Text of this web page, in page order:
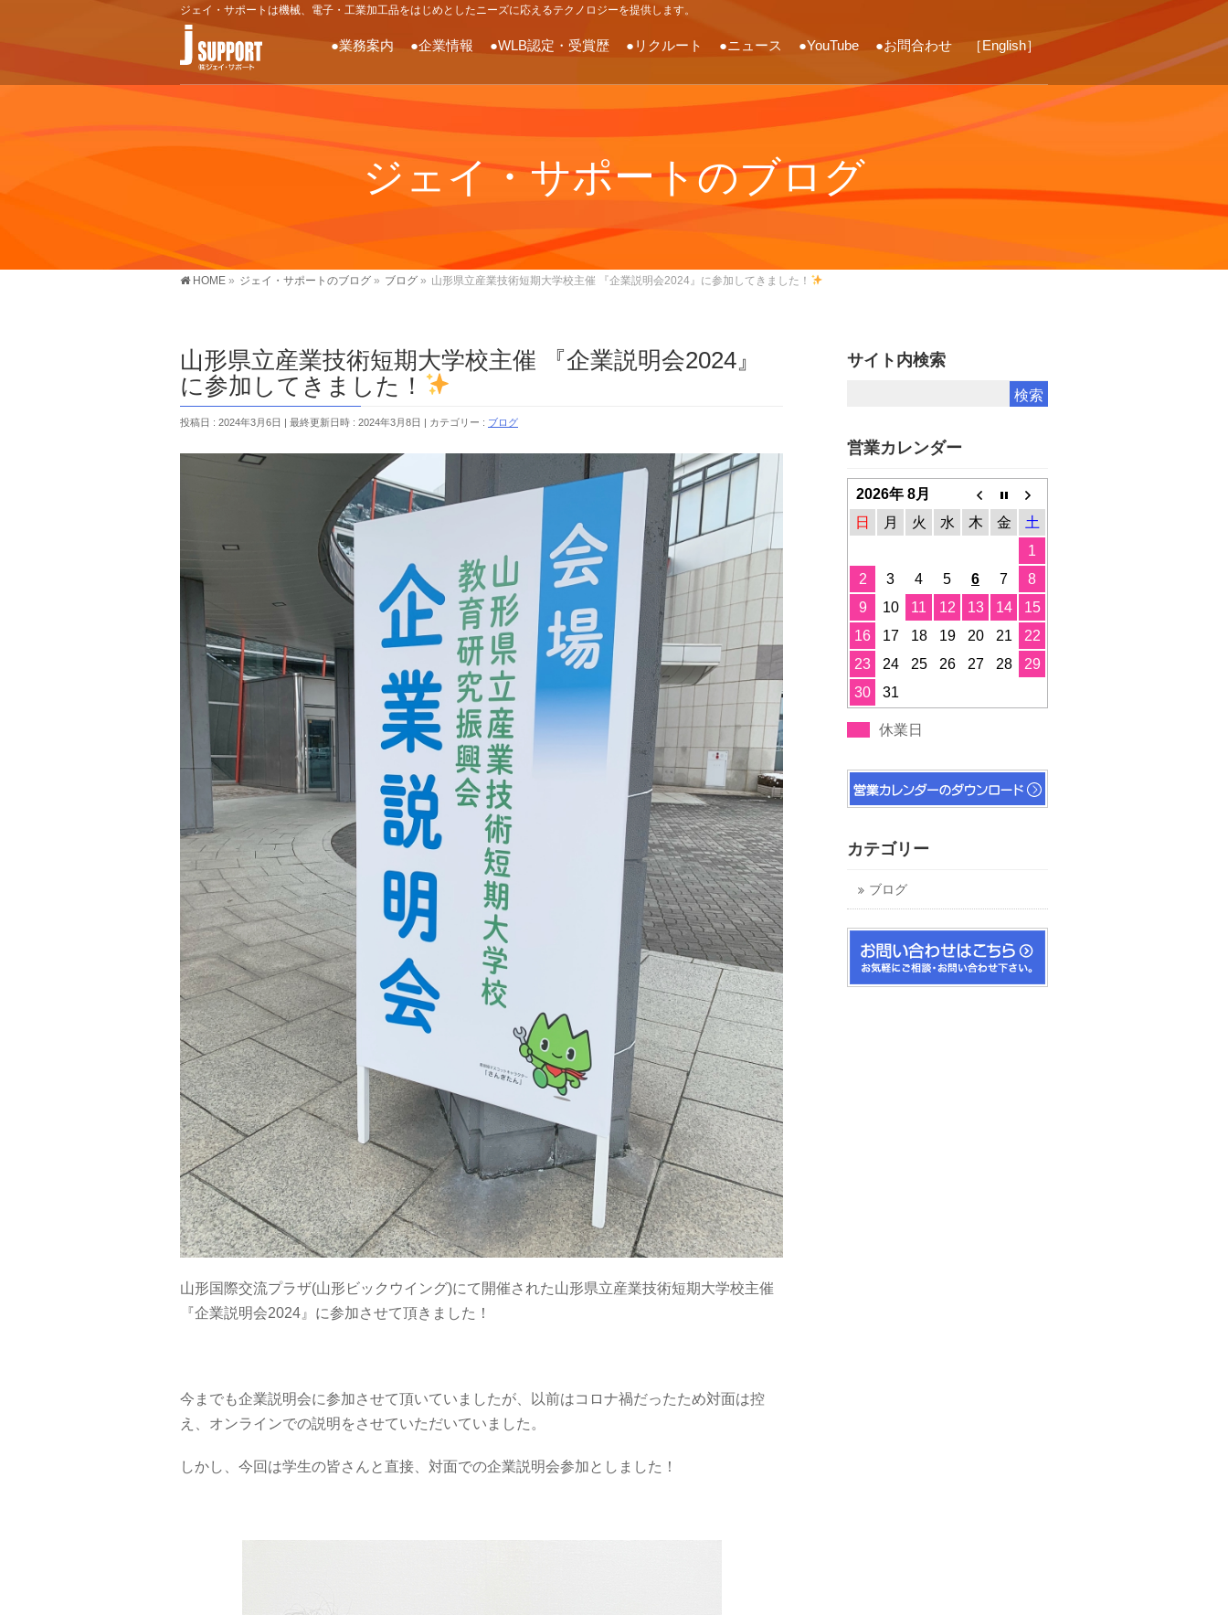
ジェイ・サポートは機械、電子・工業加工品をはじめとしたニーズに応えるテクノロジーを提供します。
●業務案内 ●企業情報 ●WLB認定・受賞歴 ●リクルート ●ニュース ●YouTube ●お問合わせ ［English］
ジェイ・サポートのブログ
HOME » ジェイ・サポートのブログ » ブログ » 山形県立産業技術短期大学校主催 『企業説明会2024』に参加してきました！
山形県立産業技術短期大学校主催 『企業説明会2024』
に参加してきました！
投稿日 : 2024年3月6日 最終更新日時 : 2024年3月8日 カテゴリー : ブログ
山形国際交流プラザ(山形ビックウイング)にて開催された山形県立産業技術短期大学校主催
『企業説明会2024』に参加させて頂きました！
今までも企業説明会に参加させて頂いていましたが、以前はコロナ禍だったため対面は控
え、オンラインでの説明をさせていただいていました。
しかし、今回は学生の皆さんと直接、対面での企業説明会参加としました！
サイト内検索
営業カレンダー
2026年 8月
日
月 火 水 木 金
土
1
2
3 4 5 6 7
8
9
10 11 12 13 14
15
16
17 18 19 20 21
22
23
24 25 26 27 28
29
30
31
休業日
カテゴリー
ブログ